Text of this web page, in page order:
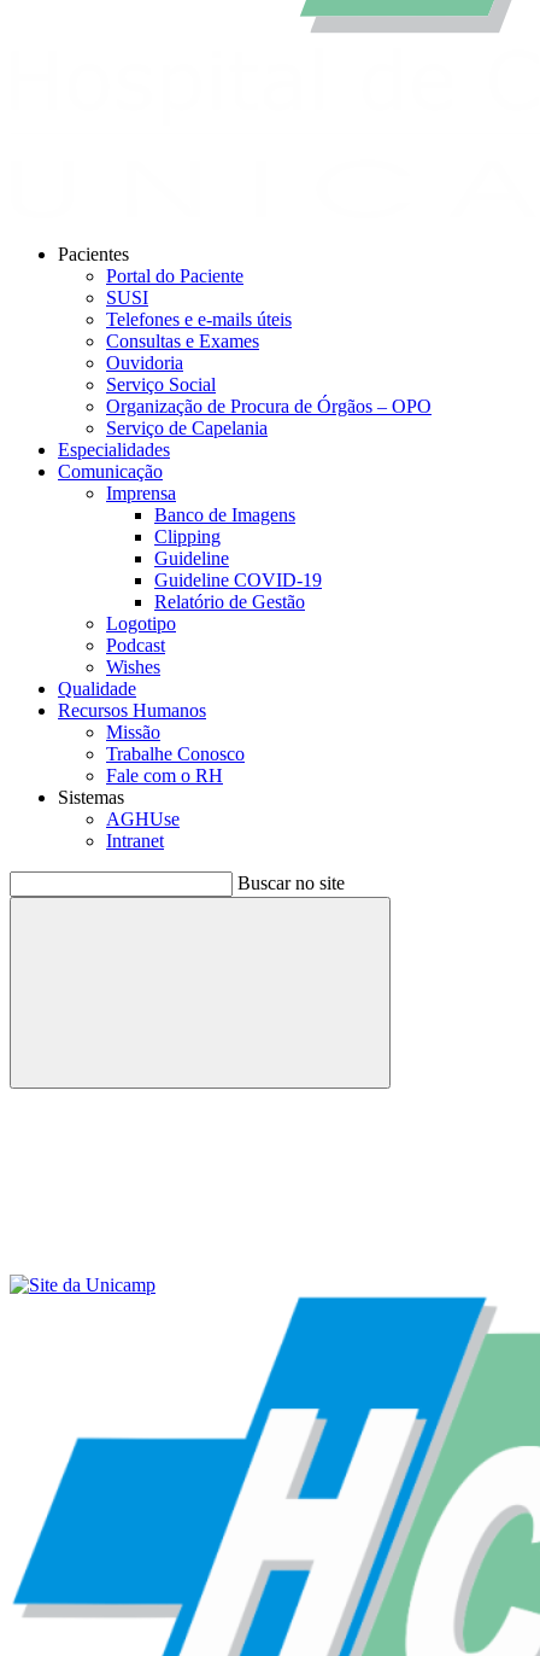
Pacientes
Portal do Paciente
SUSI
Telefones e e-mails úteis
Consultas e Exames
Ouvidoria
Serviço Social
Organização de Procura de Órgãos – OPO
Serviço de Capelania
Especialidades
Comunicação
Imprensa
Banco de Imagens
Clipping
Guideline
Guideline COVID-19
Relatório de Gestão
Logotipo
Podcast
Wishes
Qualidade
Recursos Humanos
Missão
Trabalhe Conosco
Fale com o RH
Sistemas
AGHUse
Intranet
Buscar no site
Buscar